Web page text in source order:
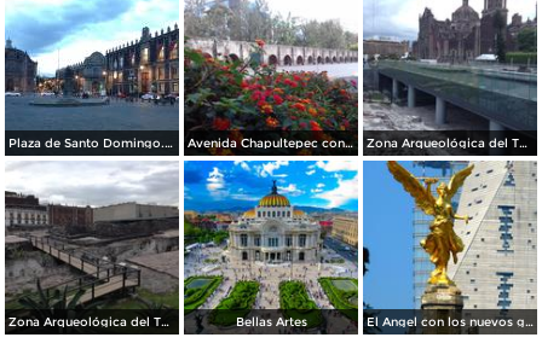
Plaza de Santo Domingo. Julio/208 Avenida Chapultepec con el acueducto. Julio/2018 Zona Arqueológica del Templo Mayor. Junio/2018
Zona Arqueológica del Templo Mayor. Junio/2018 Bellas Artes El Angel con los nuevos guardianes de reforma.